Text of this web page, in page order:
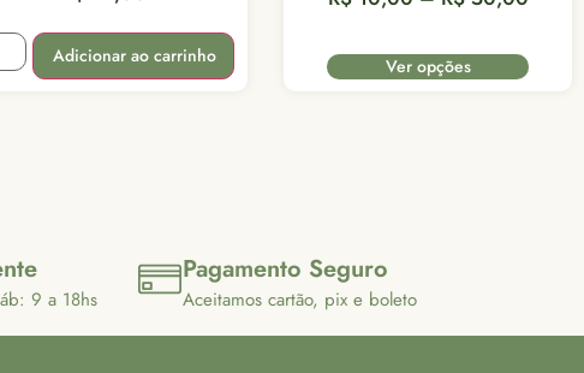
Adicionar ao carrinho Ver opções
9 a 18hs
Pagamento Seguro
Aceitamos cartão, pix e boleto